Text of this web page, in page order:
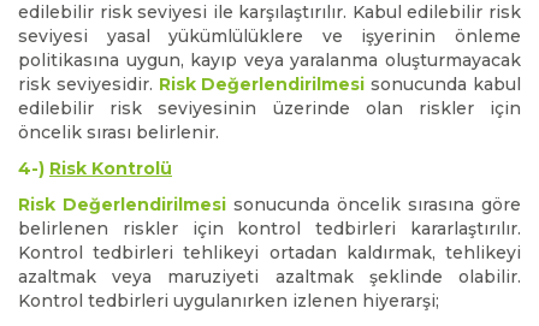
edilebilir risk seviyesi ile karşılaştırılır. Kabul edilebilir risk
seviyesi yasal yükümlülüklere ve işyerinin önleme
politikasına uygun, kayıp veya yaralanma oluşturmayacak
risk seviyesidir. Risk Değerlendirilmesi sonucunda kabul
edilebilir risk seviyesinin üzerinde olan riskler için
öncelik sırası belirlenir.
4-) Risk Kontrolü
Risk Değerlendirilmesi sonucunda öncelik sırasına göre
belirlenen riskler için kontrol tedbirleri kararlaştırılır.
Kontrol tedbirleri tehlikeyi ortadan kaldırmak, tehlikeyi
azaltmak veya maruziyeti azaltmak şeklinde olabilir.
Kontrol tedbirleri uygulanırken izlenen hiyerarşi;